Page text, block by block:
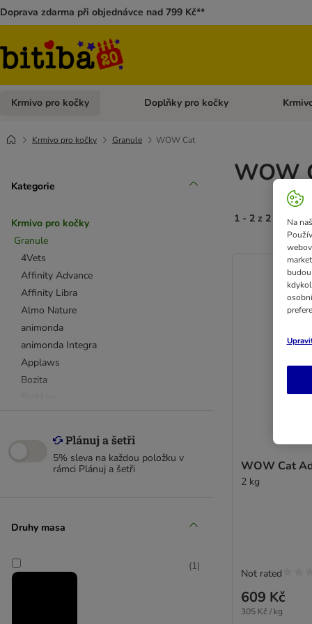
Doprava zdarma při objednávce nad 799 Kč**
Krmivo pro kočky Otevřít menu: Krmivo pro kočky
Doplňky pro kočky Otevřít
Krmivo pro kočky Granule WOW Cat
Kategorie
Krmivo pro kočky
Granule
4Vets
Affinity Advance
Affinity Libra
Almo Nature
animonda
animonda Integra
Applaws
Bozita
Cat´s Love
Crave
Encore
5% sleva na každou položku v
rámci Plánuj a šetři
Druhy masa
(1)
WOW
1 - 2 z 2
WOW Cat
2 kg
609 Kč
305 Kč / kg
Not rated
Na